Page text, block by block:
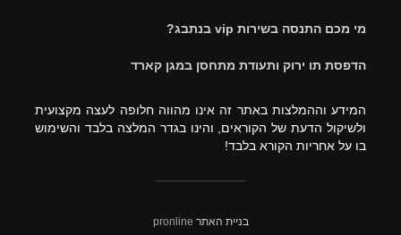
מי מכם התנסה בשירות vip בנתבג?
הדפסת תו ירוק ותעודת מתחסן במגן קארד
המידע וההמלצות באתר זה אינו מהווה חלופה לעצה מקצועית
ולשיקול הדעת של הקוראים, והינו בגדר המלצה בלבד והשימוש
בו על אחריות הקורא בלבד!
בניית האתר pronline